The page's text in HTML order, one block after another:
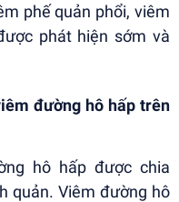
phế quản phổi, viêm
phát hiện sớm và
đường hô hấp trên
hô hấp được chia
quản. Viêm đường hô